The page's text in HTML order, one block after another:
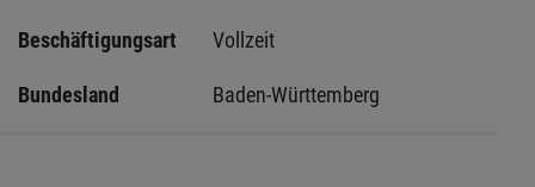
Beschäftigungsart Vollzeit
Bundesland Baden-Württemberg